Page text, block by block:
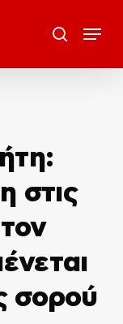
search
Menu
στις
σορού